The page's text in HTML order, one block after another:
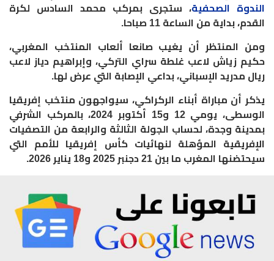
الندوة الصحفية، ستجرى بمركب محمد السادس لكرة
القدم، بداية من الساعة 11 صباحا.
ومن المنتظر أن يغيب صانعا ألعاب المنتخب المغربي،
حكيم زياش لاعب غلطة سراي التركي، وإبراهيم دياز لاعب
ريال مدريد الإسباني، بداعي الإصابة التي عرض لها.
يذكر أن مباراة أبناء الركراكي، سيواجهون منتخب إفريقيا
الوسطى، يومي 12 و15 أكتوبر 2024، بالمركب الشرفي
بمدينة وجدة، لحساب الجولة الثالثة والرابعة من التصفيات
الإفريقية المؤهلة لنهائيات كأس إفريقيا للأمم التي
سيحتضنها المغرب ما بين 21 دجنبر 2025 و18 يناير 2026.